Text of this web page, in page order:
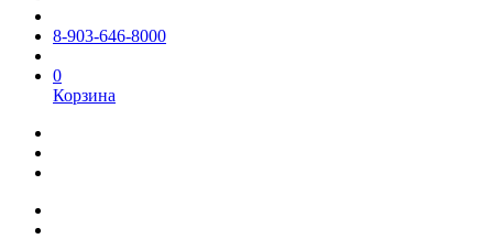
8-903-646-8000
0
Корзина